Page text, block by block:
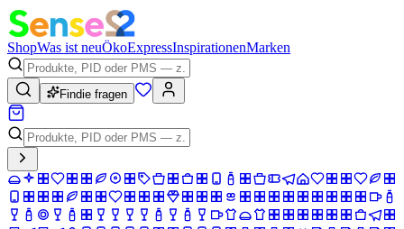
ShopWas ist neuÖkoExpressInspirationenMarken
Findie fragen